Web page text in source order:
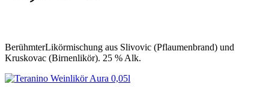
BerühmterLikörmischung aus Slivovic (Pflaumenbrand) und
Kruskovac (Birnenlikör). 25 % Alk.